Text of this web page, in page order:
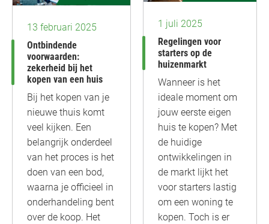
13 februari 2025
Ontbindende
voorwaarden:
zekerheid bij het
kopen van een huis
Bij het kopen van je
nieuwe thuis komt
veel kijken. Een
belangrijk onderdeel
van het proces is het
doen van een bod,
waarna je officieel in
onderhandeling bent
over de koop. Het
1 juli 2025
Regelingen voor
starters op de
huizenmarkt
Wanneer is het
ideale moment om
jouw eerste eigen
huis te kopen? Met
de huidige
ontwikkelingen in
de markt lijkt het
voor starters lastig
om een woning te
kopen. Toch is er